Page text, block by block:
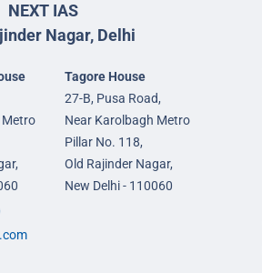
NEXT IAS
Nagar, Delhi
Metro
Tagore House
27-B, Pusa Road,
Near Karolbagh Metro
Pillar No. 118,
Old Rajinder Nagar,
New Delhi - 110060